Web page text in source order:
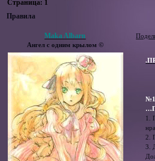
Правила
Страница: 1
Maka Albarn
Ангел с одним крылом ©
№1
1.
2.
3.